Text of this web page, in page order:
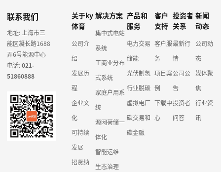
联系我们
地址: 上海市三
能区凝长路1688
弄6号能源中心
电话:021-
51860888
关于ky
体育
公司介
绍
发展历
程
企业文
化
可持续
发展
招贤纳
解决方案
集中式电站
系统
工商业分布
式系统
家庭户用系
统
源网荷储一
体化
智能运维
生态治理
产品和
服务
电力交易
储能
光伏制氢
行业脱碳
虚拟电厂
碳交易和
碳金融
客户
支持
客户服
务
项目案
例
下载中
心
投资者
关系
最新行
情
公司公
告
投资者
问答
新闻
动态
公司动
态
媒体聚
焦
行业资
讯